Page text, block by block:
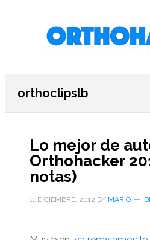
primaria
orthoclipslb
Lo mejor de
Orthohacker
notas)
11 DICIEMBRE, 2012 BY MARIO